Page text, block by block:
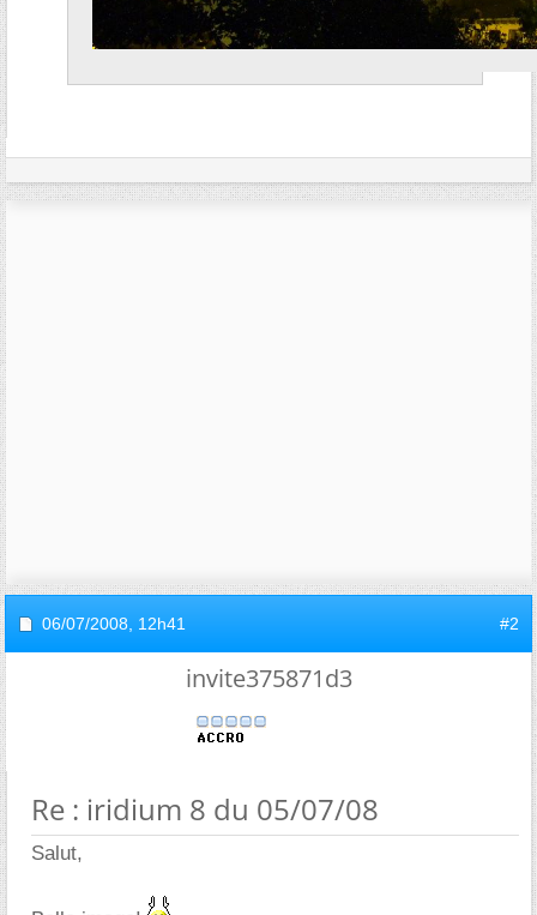
06/07/2008, 12h41 #2
invite375871d3
Re : iridium 8 du 05/07/08
Salut,